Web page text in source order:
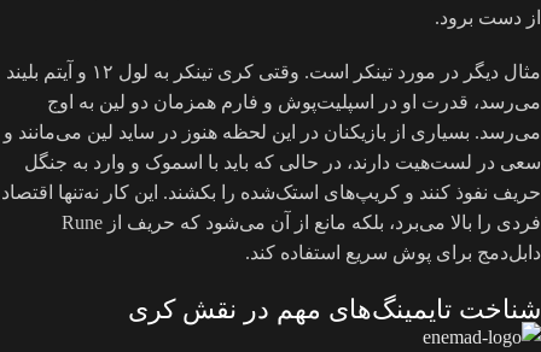
از دست برود.
مثال دیگر در مورد تینکر است. وقتی کری تینکر به لول ۱۲ و آیتم بلیند
می‌رسد، قدرت او در اسپلیت‌پوش و فارم همزمان دو لین به اوج
می‌رسد. بسیاری از بازیکنان در این لحظه هنوز در ساید لین می‌مانند و
سعی در لست‌هیت دارند، در حالی که باید با اسموک و وارد به جنگل
حریف نفوذ کنند و کریپ‌های استک‌شده را بکشند. این کار نه‌تنها اقتصاد
فردی را بالا می‌برد، بلکه مانع از آن می‌شود که حریف از Rune
دابل‌دمج برای پوش سریع استفاده کند.
شناخت تایمینگ‌های مهم در نقش کری